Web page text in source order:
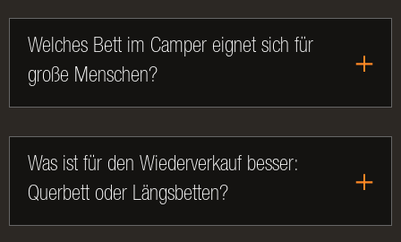
Welches Bett im Camper eignet sich für
große Menschen?
Was ist für den Wiederverkauf besser:
Querbett oder Längsbetten?